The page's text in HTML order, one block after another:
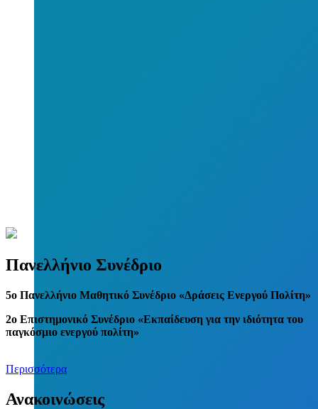
Πανελλήνιο Συνέδριο
5o Πανελλήνιο Μαθητικό Συνέδριο «Δράσεις Ενεργού Πολίτη»
2ο Επιστημονικό Συνέδριο «Εκπαίδευση για την ιδιότητα του
παγκόσμιο ενεργού πολίτη»
Περισσότερα
Ανακοινώσεις